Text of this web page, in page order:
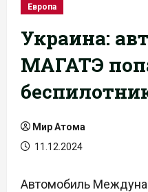
Европа
Украина:
МАГАТЭ
Мир Атома
11.12.2024
Автомобиль